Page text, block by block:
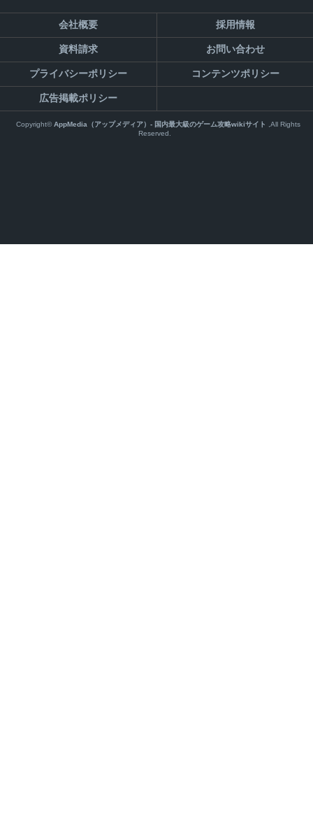
会社概要 採用情報
資料請求 お問い合わせ
プライバシーポリシー コンテンツポリシー
広告掲載ポリシー
Copyright©AppMedia（アップメディア）- 国内最大級のゲーム攻略wikiサイト ,All Rights
Reserved.